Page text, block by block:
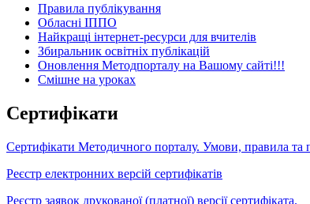
Правила публікування
Обласні ІППО
Найкращі інтернет-ресурси для вчителів
Збиральник освітніх публікацій
Оновлення Методпорталу на Вашому сайті!!!
Cмішне на уроках
Сертифікати
Сертифікати Методичного порталу. Умови, правила та
Реєстр електронних версій сертифікатів
Реєстр заявок друкованої (платної) версії сертифіката.